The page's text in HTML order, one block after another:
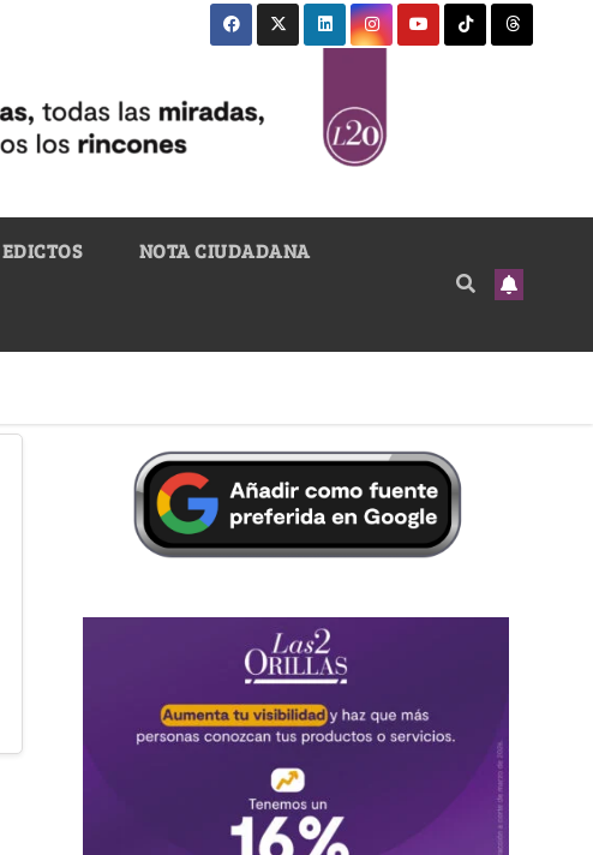
EDICTOS NOTA CIUDADANA